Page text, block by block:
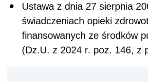
Ustawa z dnia 27 sierpnia
świadczeniach opieki
finansowanych ze środków
(Dz.U. z 2024 r. poz. 146, z